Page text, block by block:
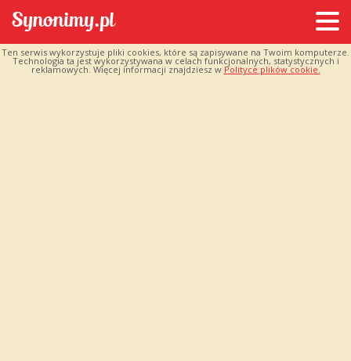
Ten serwis wykorzystuje pliki cookies, które są zapisywane na Twoim komputerze.
Technologia ta jest wykorzystywana w celach funkcjonalnych, statystycznych i
reklamowych. Więcej informacji znajdziesz w Polityce plików cookie.